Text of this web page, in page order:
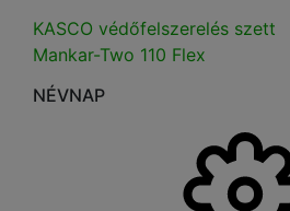
KASCO védőfelszerelés szett
Mankar-Two 110 Flex
NÉVNAP